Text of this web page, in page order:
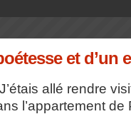
et d’un
allé rendre
l’appartement de